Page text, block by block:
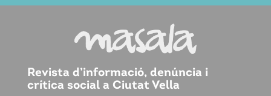
Revista d’informació, denúncia i
crítica social a Ciutat Vella